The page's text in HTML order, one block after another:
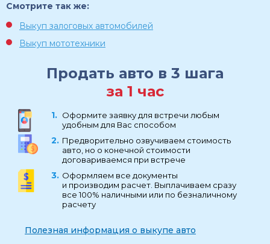
Смотрите так же:
Выкуп залоговых автомобилей
Выкуп мототехники
Продать авто в 3 шага
за 1 час
Оформите заявку для встречи любым
удобным для Вас способом
Предворительно озвучиваем стоимость
авто, но о конечной стоимости
договариваемся при встрече
Оформляем все документы
и производим расчет. Выплачиваем сразу
все 100% наличными или по безналичному
расчету
Полезная информация о выкупе авто